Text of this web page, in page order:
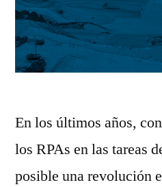
En los últimos años,
los RPAs en las tareas
posible una revolución